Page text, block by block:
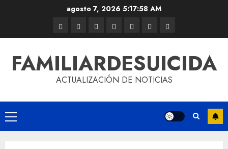
agosto 7, 2026 5:17:58 AM
FAMILIARDESUICIDA
ACTUALIZACIÓN DE NOTICIAS